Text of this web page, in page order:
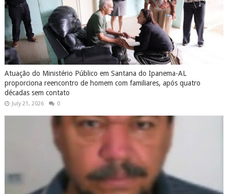
Atuação do Ministério Público em Santana do Ipanema-AL
proporciona reencontro de homem com familiares, após quatro
décadas sem contato
July 21, 2026 0